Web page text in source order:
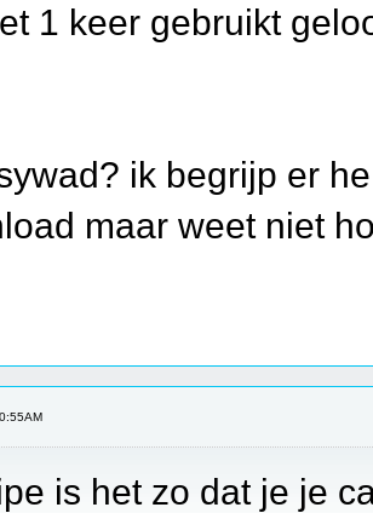
1 keer gebruikt
ik begrijp er
maar weet niet
is het zo dat je je